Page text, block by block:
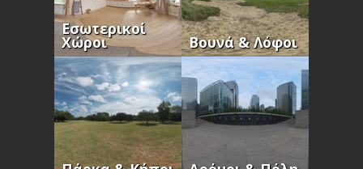
Εσωτερικοί
Χώροι Βουνά & Λόφοι